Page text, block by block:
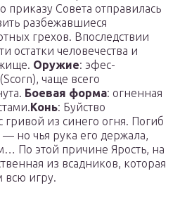
приказу Совета отправилась
разбежавшиеся
грехов. Впоследствии
остатки человечества и
Оружие: эфес-
чаще всего
Боевая форма: огненная
Конь: Буйство
из синего огня. Погиб
— но чья рука его держала,
По этой причине Ярость, на
из всадников, которая
всю игру.